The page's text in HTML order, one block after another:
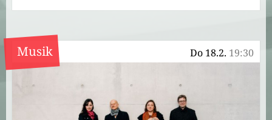
Do 18.2. 19:30
Musik